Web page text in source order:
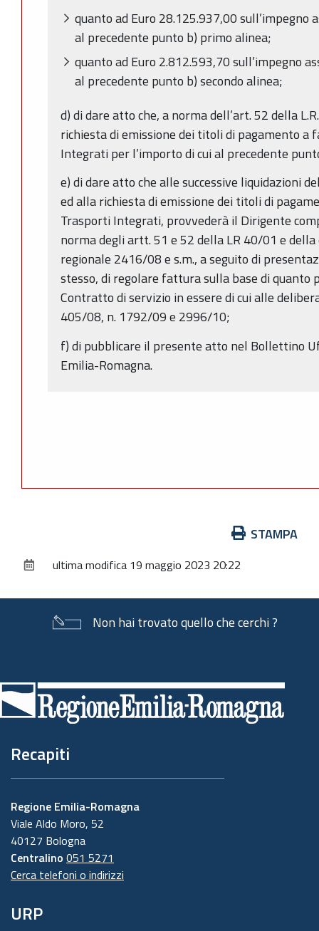
quanto ad Euro 28.125.937,00 sull’impegno
al precedente punto b) primo alinea;
quanto ad Euro 2.812.593,70 sull’impegno
al precedente punto b) secondo alinea;
d) di dare atto che, a norma dell’art. 52 della
richiesta di emissione dei titoli di pagamento a
Integrati per l’importo di cui al precedente
e) di dare atto che alle successive liquidazioni
ed alla richiesta di emissione dei titoli di
Trasporti Integrati, provvederà il Dirigente
norma degli artt. 51 e 52 della LR 40/01 e
regionale 2416/08 e s.m., a seguito di
stesso, di regolare fattura sulla base di quanto
Contratto di servizio in essere di cui alle
405/08, n. 1792/09 e 2996/10;
f) di pubblicare il presente atto nel Bollettino
Emilia-Romagna.
documento
STAMPA
ultima modifica 19 maggio 2023 20:22
Non hai trovato quello che cerchi ?
di
pagina
Recapiti
Regione Emilia-Romagna
Viale Aldo Moro, 52
40127 Bologna
Centralino 051 5271
Cerca telefoni o indirizzi
URP